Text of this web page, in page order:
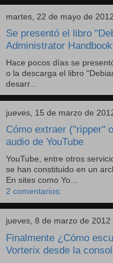
martes, 22 de mayo de 2012
Se presentó el libro
Administrator
Hace pocos días se
o la descarga el libro
desarr...
jueves, 15 de marzo de
Cómo extraer ("ripper"
audio de YouTube
YouTube, entre otros
se han constituido en un
En sites como Yo...
2 comentarios:
jueves, 8 de marzo de 2012
Finalmente ¿Cómo
Vorterix desde la